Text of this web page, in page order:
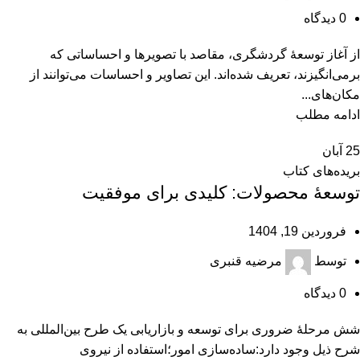
0 دیدگاه
از آغاز توسعۀ گردشگری، مقاصد با تصویرها و احساساتی که
برمی‌انگیزند، تعریف شده‌اند. این تصاویر و احساسات می‌توانند از
مکان‌های...
ادامه مطلب
25 آبان
بریده‌های کتاب
توسعۀ محصولات: کلیدی برای موفقیت
فروردین 19, 1404
توسط مرضیه قنبری
0 دیدگاه
شش مرحلۀ ضروری برای توسعه و بازاریابی یک طرح بین‌المللی به
شرح ذیل وجود دارد:ساده‌سازی امور؛استفاده از نیروی